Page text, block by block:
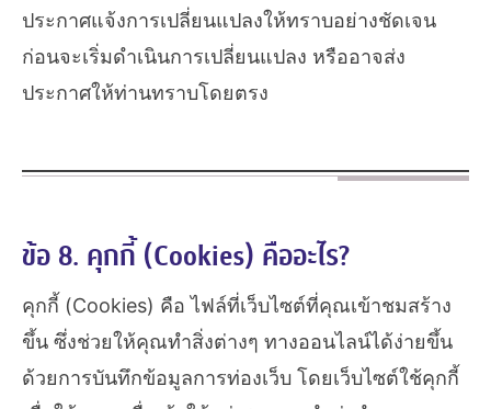
ประกาศแจ้งการเปลี่ยนแปลงให้ทราบอย่างชัดเจน
ก่อนจะเริ่มดำเนินการเปลี่ยนแปลง หรืออาจส่ง
ประกาศให้ท่านทราบโดยตรง
ข้อ 8. คุกกี้ (Cookies) คืออะไร?
คุกกี้ (Cookies) คือ ไฟล์ที่เว็บไซต์ที่คุณเข้าชมสร้าง
ขึ้น ซึ่งช่วยให้คุณทำสิ่งต่างๆ ทางออนไลน์ได้ง่ายขึ้น
ด้วยการบันทึกข้อมูลการท่องเว็บ โดยเว็บไซต์ใช้คุกกี้